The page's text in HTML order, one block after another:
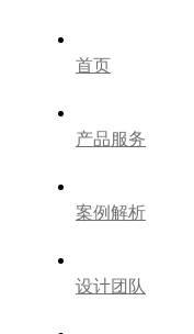
首页
产品服务
案例解析
设计团队